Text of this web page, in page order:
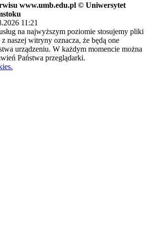
www.umb.edu.pl © Uniwersytet
11:21
na najwyższym poziomie stosujemy pliki
naszej witryny oznacza, że będą one
urządzeniu. W każdym momencie można
Państwa przeglądarki.